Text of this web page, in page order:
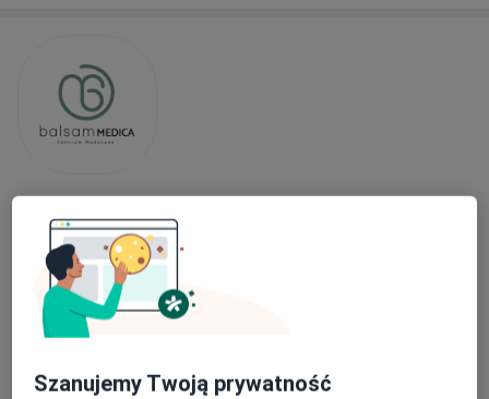
balsamMEDICA
Kardiologia, Endokrynologia, Diabetologia
280 opinii
Goleszowska 1, Warszawa
Konsultacja kardiologiczna
Pokaż więcej usług
Szanujemy Twoją prywatność